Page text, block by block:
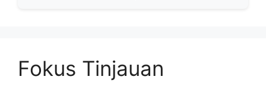
Fokus Tinjauan